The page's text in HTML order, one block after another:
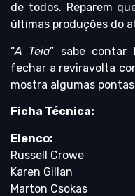
de todos. Reparem
últimas produções do
“A Teia” sabe contar
fechar a reviravolta
mostra algumas
Ficha Técnica:
Elenco:
Russell Crowe
Karen Gillan
Marton Csokas